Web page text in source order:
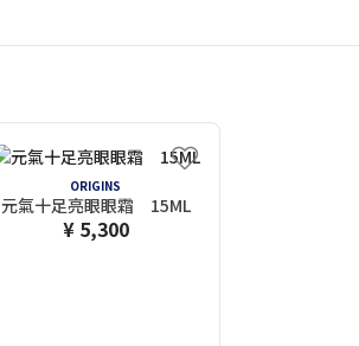
ORIGINS
元氣十足亮眼眼霜 15ML
¥ 5,300